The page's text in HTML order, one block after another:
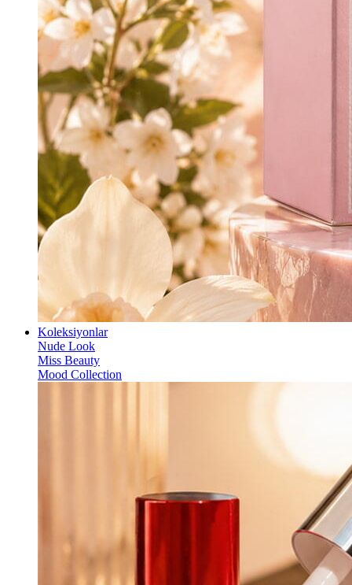
Koleksiyonlar
Nude Look
Miss Beauty
Mood Collection